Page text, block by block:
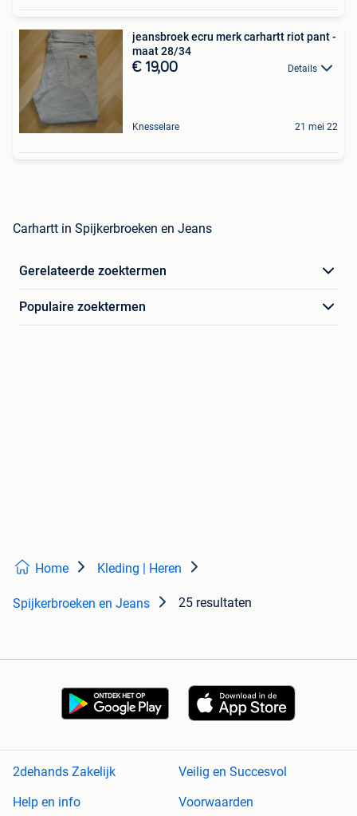
jeansbroek ecru merk carhartt riot pant -
maat 28/34
€ 19,00 Details
Knesselare 21 mei 22
Carhartt in Spijkerbroeken en Jeans
Gerelateerde zoektermen
Populaire zoektermen
Home Kleding | Heren
Spijkerbroeken en Jeans 25 resultaten
2dehands Zakelijk
Veilig en Succesvol
Help en info
Voorwaarden